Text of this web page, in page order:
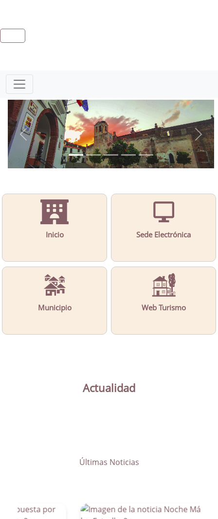
Inicio Sede Electrónica
Municipio Web Turismo
Actualidad
Últimas Noticias